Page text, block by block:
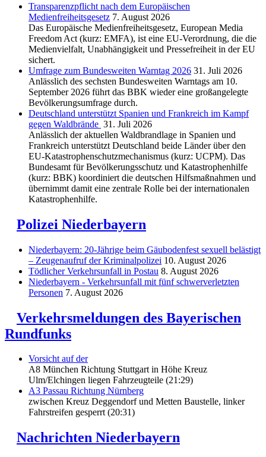
Transparenzpflicht nach dem Europäischen
Medienfreiheitsgesetz 7. August 2026
Das Europäische Medienfreiheitsgesetz, European Media
Freedom Act (kurz: EMFA), ist eine EU-Verordnung, die die
Medienvielfalt, Unabhängigkeit und Pressefreiheit in der EU
sichert.
Umfrage zum Bundesweiten Warntag 2026 31. Juli 2026
Anlässlich des sechsten Bundesweiten Warntags am 10.
September 2026 führt das BBK wieder eine großangelegte
Bevölkerungsumfrage durch.
Deutschland unterstützt Spanien und Frankreich im Kampf
gegen Waldbrände 31. Juli 2026
Anlässlich der aktuellen Waldbrandlage in Spanien und
Frankreich unterstützt Deutschland beide Länder über den
EU-Katastrophenschutzmechanismus (kurz: UCPM). Das
Bundesamt für Bevölkerungsschutz und Katastrophenhilfe
(kurz: BBK) koordiniert die deutschen Hilfsmaßnahmen und
übernimmt damit eine zentrale Rolle bei der internationalen
Katastrophenhilfe.
Polizei Niederbayern
Niederbayern: 20-Jährige beim Gäubodenfest sexuell belästigt
– Zeugenaufruf der Kriminalpolizei 10. August 2026
Tödlicher Verkehrsunfall in Postau 8. August 2026
Niederbayern - Verkehrsunfall mit fünf schwerverletzten
Personen 7. August 2026
Verkehrsmeldungen des Bayerischen
Rundfunks
Vorsicht auf der
A8 München Richtung Stuttgart in Höhe Kreuz
Ulm/Elchingen liegen Fahrzeugteile (21:29)
A3 Passau Richtung Nürnberg
zwischen Kreuz Deggendorf und Metten Baustelle, linker
Fahrstreifen gesperrt (20:31)
Nachrichten Niederbayern